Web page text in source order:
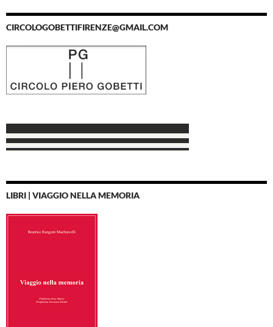
CIRCOLOGOBETTIFIRENZE@GMAIL.COM
LIBRI | VIAGGIO NELLA MEMORIA